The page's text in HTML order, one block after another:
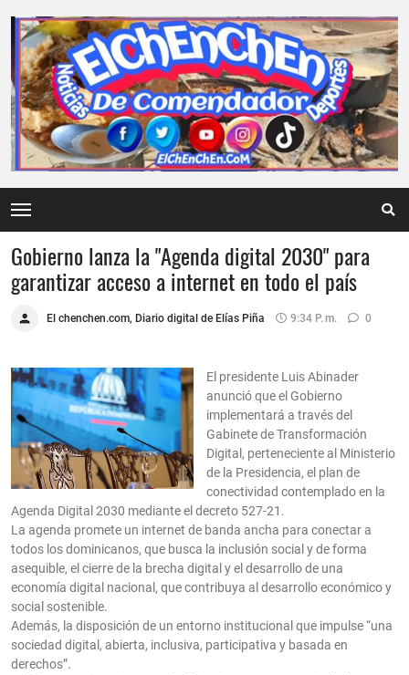
Gobierno lanza la "Agenda digital 2030" para
garantizar acceso a internet en todo el país
El chenchen.com, Diario digital de Elías Piña 9:34 P. M. 0
El presidente Luis Abinader
anunció que el Gobierno
implementará a través del
Gabinete de Transformación
Digital, perteneciente al Ministerio
de la Presidencia, el plan de
conectividad contemplado en la
Agenda Digital 2030 mediante el decreto 527-21.
La agenda promete un internet de banda ancha para conectar a
todos los dominicanos, que busca la inclusión social y de forma
asequible, el cierre de la brecha digital y el desarrollo de una
economía digital nacional, que contribuya al desarrollo económico y
social sostenible.
Además, la disposición de un entorno institucional que impulse “una
sociedad digital, abierta, inclusiva, participativa y basada en
derechos”.